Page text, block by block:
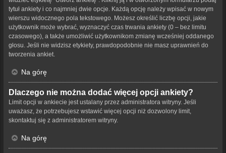
tytuł ankiety i co najmniej dwie opcje. Każdą opcję należy wpisać w nowym
wierszu widocznego pola tekstowego. Możesz określić liczbę opcji, jakie
użytkownik może wybrać, wyznaczyć czas trwania ankiety (0 – bez limitu
czasowego), a także umożliwić użytkownikom zmianę wcześniej oddanego
głosu. Jeśli nie widzisz etykiety, prawdopodobnie nie masz uprawnień do
tworzenia ankiet.
Na górę
Dlaczego nie można dodać więcej opcji ankiety?
Limit opcji w ankiecie jest ustalany przez administratora witryny. Jeśli
uważasz, że potrzebujesz wstawić więcej opcji niż dozwolony limit,
skontaktuj się z administratorem witryny.
Na górę